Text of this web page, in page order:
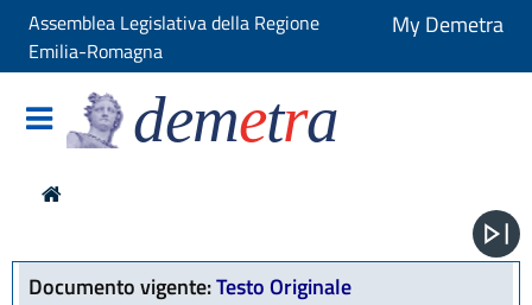
Assemblea Legislativa della Regione
Emilia-Romagna
My Demetra
demetra
Documento vigente:Testo Originale